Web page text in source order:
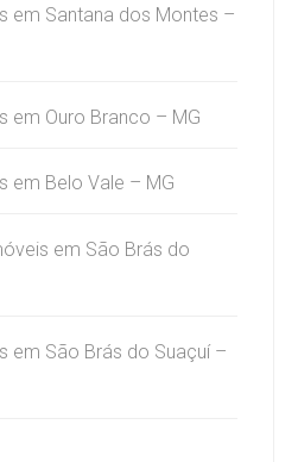
em Santana dos Montes –
em Ouro Branco – MG
em Belo Vale – MG
em São Brás do
em São Brás do Suaçuí –